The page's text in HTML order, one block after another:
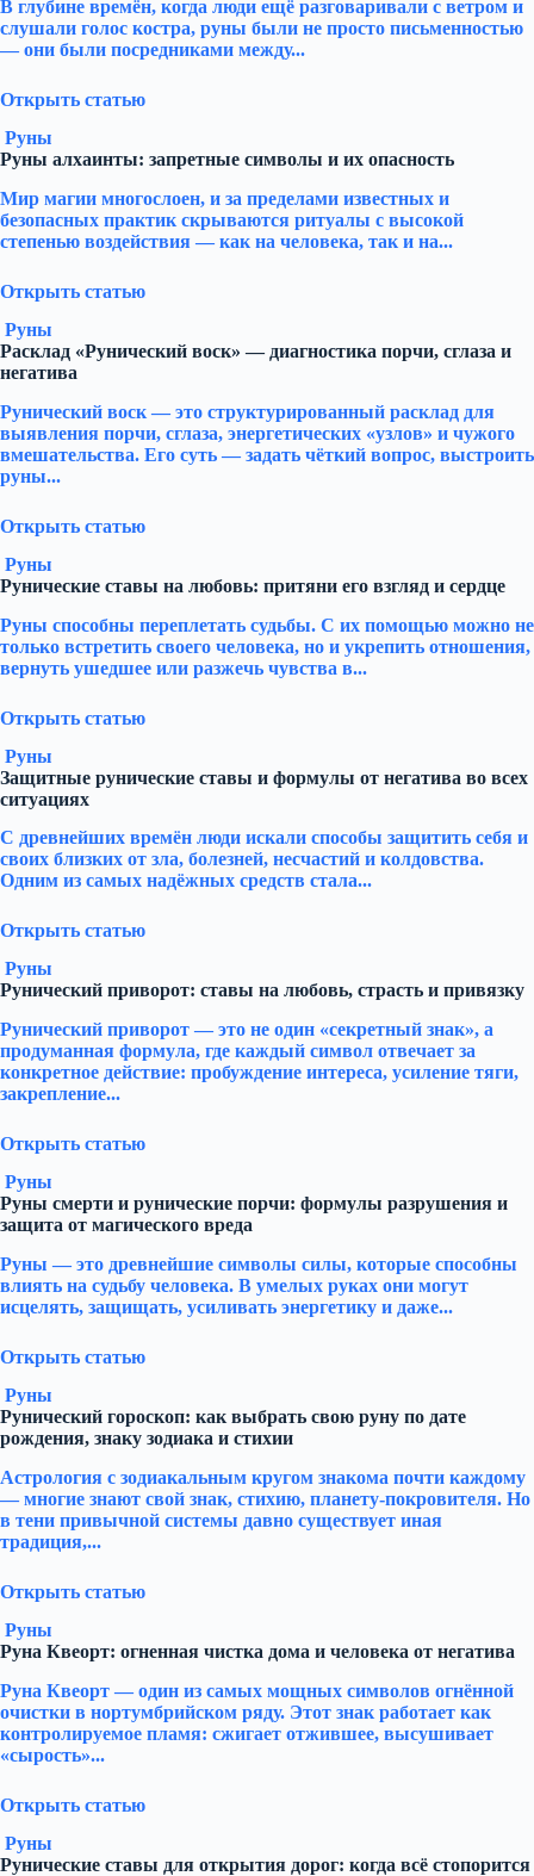
В глубине времён, когда люди ещё разговаривали с ветром и
слушали голос костра, руны были не просто письменностью
— они были посредниками между...
Открыть статью
Руны
Руны алхаинты: запретные символы и их опасность
Мир магии многослоен, и за пределами известных и
безопасных практик скрываются ритуалы с высокой
степенью воздействия — как на человека, так и на...
Открыть статью
Руны
Расклад «Рунический воск» — диагностика порчи, сглаза и
негатива
Рунический воск — это структурированный расклад для
выявления порчи, сглаза, энергетических «узлов» и чужого
вмешательства. Его суть — задать чёткий вопрос, выстроить
руны...
Открыть статью
Руны
Рунические ставы на любовь: притяни его взгляд и сердце
Руны способны переплетать судьбы. С их помощью можно не
только встретить своего человека, но и укрепить отношения,
вернуть ушедшее или разжечь чувства в...
Открыть статью
Руны
Защитные рунические ставы и формулы от негатива во всех
ситуациях
С древнейших времён люди искали способы защитить себя и
своих близких от зла, болезней, несчастий и колдовства.
Одним из самых надёжных средств стала...
Открыть статью
Руны
Рунический приворот: ставы на любовь, страсть и привязку
Рунический приворот — это не один «секретный знак», а
продуманная формула, где каждый символ отвечает за
конкретное действие: пробуждение интереса, усиление тяги,
закрепление...
Открыть статью
Руны
Руны смерти и рунические порчи: формулы разрушения и
защита от магического вреда
Руны — это древнейшие символы силы, которые способны
влиять на судьбу человека. В умелых руках они могут
исцелять, защищать, усиливать энергетику и даже...
Открыть статью
Руны
Рунический гороскоп: как выбрать свою руну по дате
рождения, знаку зодиака и стихии
Астрология с зодиакальным кругом знакома почти каждому
— многие знают свой знак, стихию, планету-покровителя. Но
в тени привычной системы давно существует иная
традиция,...
Открыть статью
Руны
Руна Квеорт: огненная чистка дома и человека от негатива
Руна Квеорт — один из самых мощных символов огнённой
очистки в нортумбрийском ряду. Этот знак работает как
контролируемое пламя: сжигает отжившее, высушивает
«сырость»...
Открыть статью
Руны
Рунические ставы для открытия дорог: когда всё стопорится